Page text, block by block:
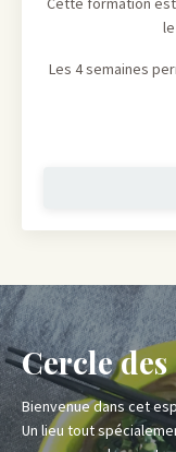
Les 4 semaines
Cercle
Bienvenue dans cet
Un lieu tout